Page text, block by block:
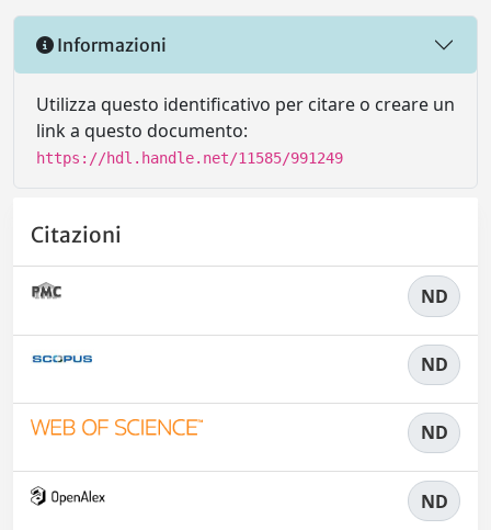
Informazioni
Utilizza questo identificativo per citare o creare un
link a questo documento:
https://hdl.handle.net/11585/991249
Citazioni
ND
ND
ND
ND